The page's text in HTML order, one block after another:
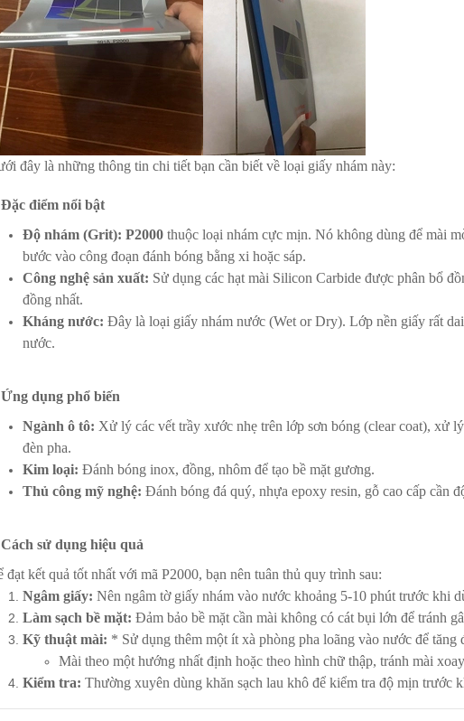
đây là những thông tin chi tiết bạn cần biết về loại giấy nhám này:
Đặc điểm nổi bật
Độ nhám (Grit): P2000 thuộc loại nhám cực mịn. Nó không dùng để mài
bước vào công đoạn đánh bóng bằng xi hoặc sáp.
Công nghệ sản xuất: Sử dụng các hạt mài Silicon Carbide được phân bổ
đồng nhất.
Kháng nước: Đây là loại giấy nhám nước (Wet or Dry). Lớp nền giấy rất
nước.
dụng phổ biến
Ngành ô tô: Xử lý các vết trầy xước nhẹ trên lớp sơn bóng (clear coat), xử
đèn pha.
Kim loại: Đánh bóng inox, đồng, nhôm để tạo bề mặt gương.
Thủ công mỹ nghệ: Đánh bóng đá quý, nhựa epoxy resin, gỗ cao cấp cần
sử dụng hiệu quả
đạt kết quả tốt nhất với mã P2000, bạn nên tuân thủ quy trình sau:
Ngâm giấy: Nên ngâm tờ giấy nhám vào nước khoảng 5-10 phút trước khi
Làm sạch bề mặt: Đảm bảo bề mặt cần mài không có cát bụi lớn để tránh
Kỹ thuật mài: * Sử dụng thêm một ít xà phòng pha loãng vào nước để tăng
Mài theo một hướng nhất định hoặc theo hình chữ thập, tránh mài
Kiểm tra: Thường xuyên dùng khăn sạch lau khô để kiểm tra độ mịn trước